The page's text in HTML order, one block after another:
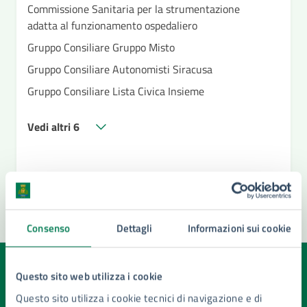
Consenso Dettagli Informazioni sui cookie
Questo sito web utilizza i cookie
Questo sito utilizza i cookie tecnici di navigazione e di
Commissione Sanitaria per la strumentazione
adatta al funzionamento ospedaliero
Gruppo Consiliare Gruppo Misto
Gruppo Consiliare Autonomisti Siracusa
Gruppo Consiliare Lista Civica Insieme
Vedi altri 6
Quanto sono chiare le informazioni su questa
pagina?